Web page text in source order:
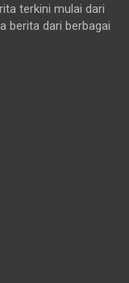
terkini mulai dari
berita dari berbagai